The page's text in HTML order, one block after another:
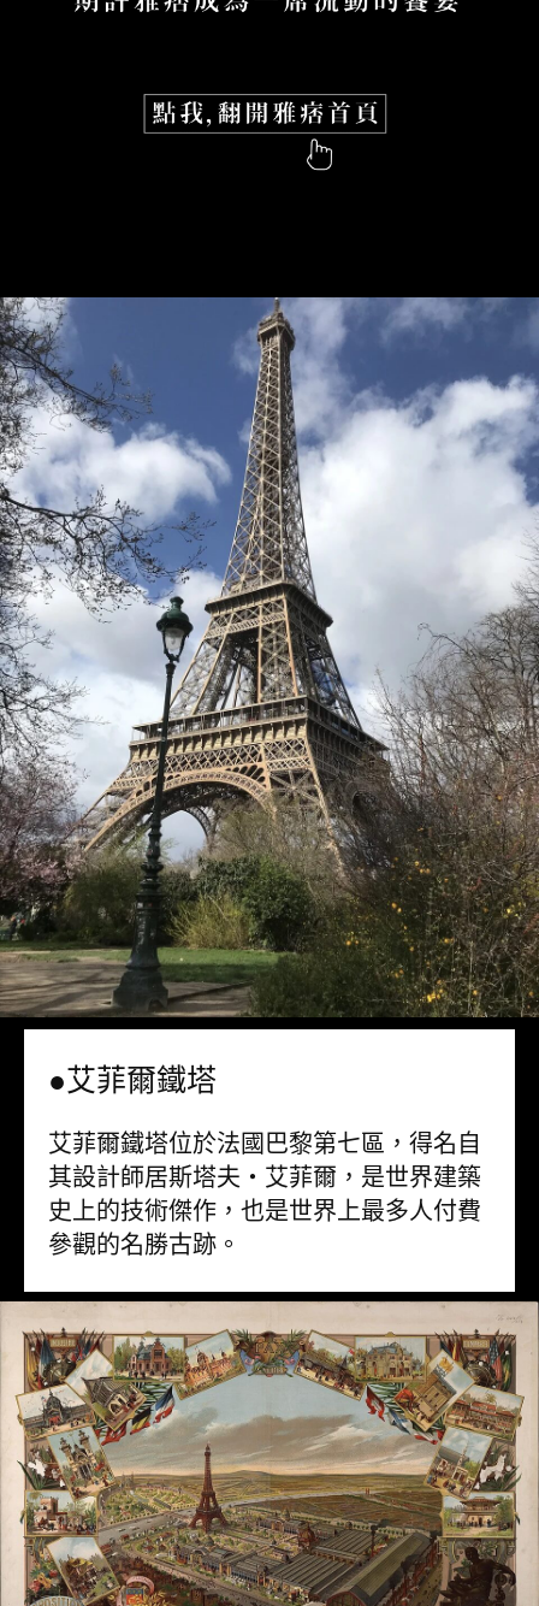
●艾菲爾鐵塔
艾菲爾鐵塔位於法國巴黎第七區，得名自
其設計師居斯塔夫・艾菲爾，是世界建築
史上的技術傑作，也是世界上最多人付費
參觀的名勝古跡。